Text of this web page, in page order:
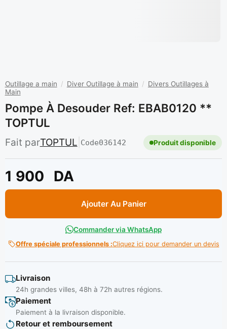
Outillage a main / Diver Outillage à main / Divers Outillages à
Main
Pompe À Desouder Ref: EBAB0120 **
TOPTUL
Fait parTOPTUL Code036142 Produit disponible
1 900 DA
Ajouter Au Panier
Commander via WhatsApp
Offre spéciale professionnels :Cliquez ici pour demander un devis
Livraison
24h grandes villes, 48h à 72h autres régions.
Paiement
Paiement à la livraison disponible.
Retour et remboursement